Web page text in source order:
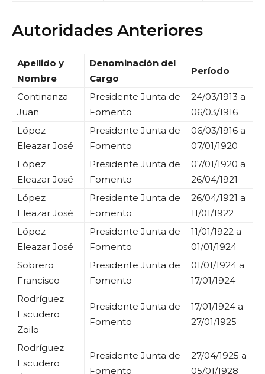
Autoridades Anteriores
Apellido y
Nombre
Denominación del
Cargo
Período
Continanza
Juan
Presidente Junta de
Fomento
24/03/1913 a
06/03/1916
López
Eleazar José
Presidente Junta de
Fomento
06/03/1916 a
07/01/1920
López
Eleazar José
Presidente Junta de
Fomento
07/01/1920 a
26/04/1921
López
Eleazar José
Presidente Junta de
Fomento
26/04/1921 a
11/01/1922
López
Eleazar José
Presidente Junta de
Fomento
11/01/1922 a
01/01/1924
Sobrero
Francisco
Presidente Junta de
Fomento
01/01/1924 a
17/01/1924
Rodríguez
Escudero
Zoilo
Presidente Junta de
Fomento
17/01/1924 a
27/01/1925
Rodríguez
Escudero
Presidente Junta de
Fomento
27/04/1925 a
05/01/1928